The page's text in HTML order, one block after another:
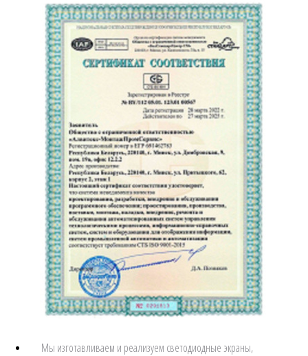
Мы изготавливаем и реализуем светодиодные экраны,